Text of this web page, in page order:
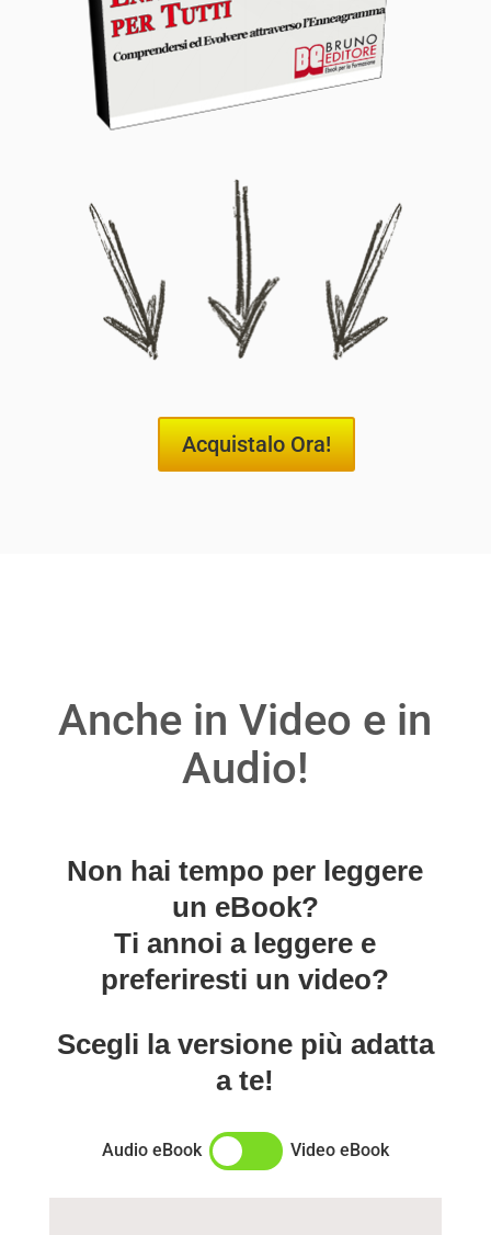
Acquistalo Ora!
Anche in Video e in
Audio!
Non hai tempo per leggere
un eBook?
Ti annoi a leggere e
preferiresti un video?
Scegli la versione più adatta
a te!
Audio eBook Video eBook